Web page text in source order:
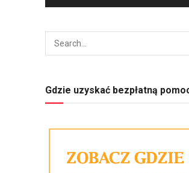
Gdzie uzyskać bezpłatną